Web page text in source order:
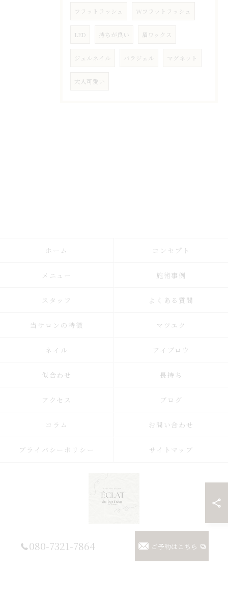
フラットラッシュ Wフラットラッシュ
LED 持ちが良い 眉ワックス
ジェルネイル パラジェル マグネット
大人可愛い
080-7321-7864 ご予約はこちら
ホーム コンセプト
メニュー 施術事例
スタッフ よくある質問
当サロンの特徴 マツエク
ネイル アイブロウ
似合わせ 長持ち
アクセス ブログ
コラム お問い合わせ
プライバシーポリシー サイトマップ
Bonheur【エクラドゥボヌール】byMoana ALL RIGHTS RESERVED.